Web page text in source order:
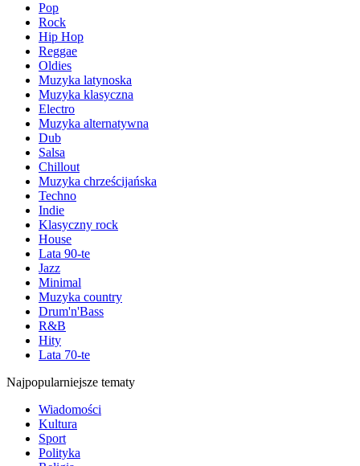
Pop
Rock
Hip Hop
Reggae
Oldies
Muzyka latynoska
Muzyka klasyczna
Electro
Muzyka alternatywna
Dub
Salsa
Chillout
Muzyka chrześcijańska
Techno
Indie
Klasyczny rock
House
Lata 90-te
Jazz
Minimal
Muzyka country
Drum'n'Bass
R&B
Hity
Lata 70-te
Najpopularniejsze tematy
Wiadomości
Kultura
Sport
Polityka